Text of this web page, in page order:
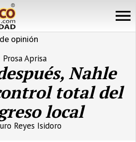
opinión
Prosa Aprisa
Nahle
total del
local
Reyes Isidoro